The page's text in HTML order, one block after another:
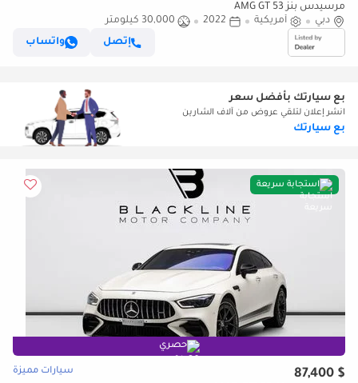
مرسيدس بنز AMG GT 53
دبي
أمريكية 2022
30,000 كيلومتر
إتصل
واتساب
بع سيارتك بأفضل سعر
انشر إعلان لتلقي عروض من آلاف الشارين
بع سيارتك
استجابة سريعة
حصري
$ 87,400 سيارات مميزة